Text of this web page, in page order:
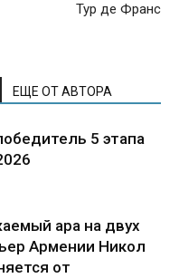
Тур де Франс
ЕЩЕ ОТ АВТОРА
5 этапа
ара на двух
Армении Никол
от